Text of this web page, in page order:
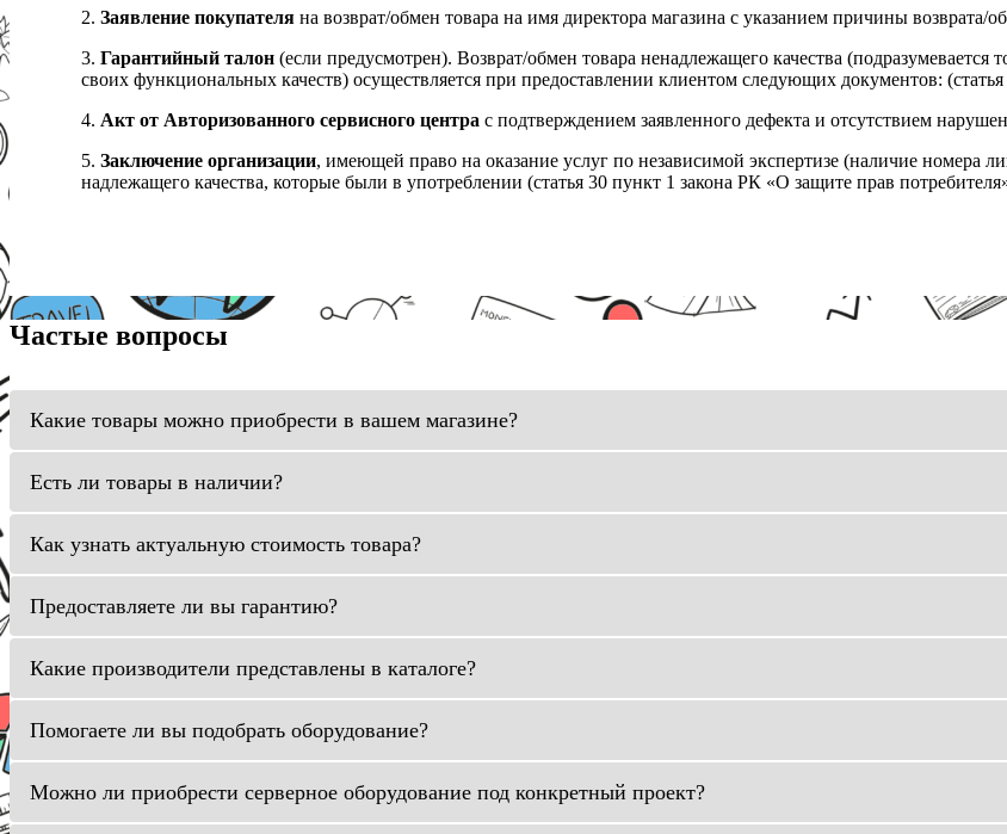
2. Заявление покупателя на возврат/обмен товара на имя директора магазина с указанием причины возврата/
3. Гарантийный талон (если предусмотрен). Возврат/обмен товара ненадлежащего качества
своих функциональных качеств) осуществляется при предоставлении клиентом следующих документов:
4. Акт от Авторизованного сервисного центра с подтверждением заявленного дефекта и отсутствием
5. Заключение организации, имеющей право на оказание услуг по независимой экспертизе (наличие номера
надлежащего качества, которые были в употреблении (статья 30 пункт 1 закона РК «О защите прав
Частые вопросы
Какие товары можно приобрести в вашем магазине?
Есть ли товары в наличии?
Как узнать актуальную стоимость товара?
Предоставляете ли вы гарантию?
Какие производители представлены в каталоге?
Помогаете ли вы подобрать оборудование?
Можно ли приобрести серверное оборудование под конкретный проект?